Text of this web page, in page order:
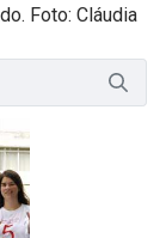
Foto: Cláudia